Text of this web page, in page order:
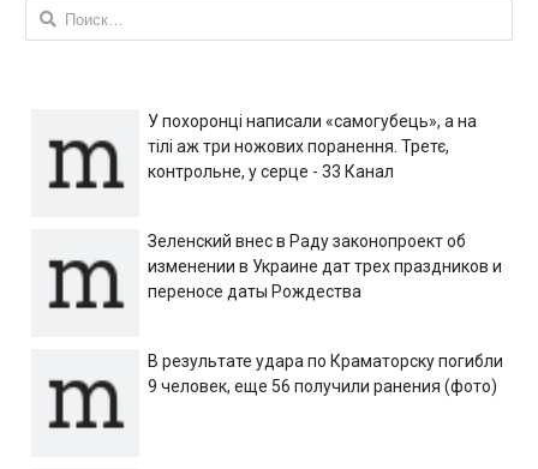
Найти:
У похоронці написали «самогубець», а на
тілі аж три ножових поранення. Третє,
контрольне, у серце - 33 Канал
Зеленский внес в Раду законопроект об
изменении в Украине дат трех праздников и
переносе даты Рождества
В результате удара по Краматорску погибли
9 человек, еще 56 получили ранения (фото)